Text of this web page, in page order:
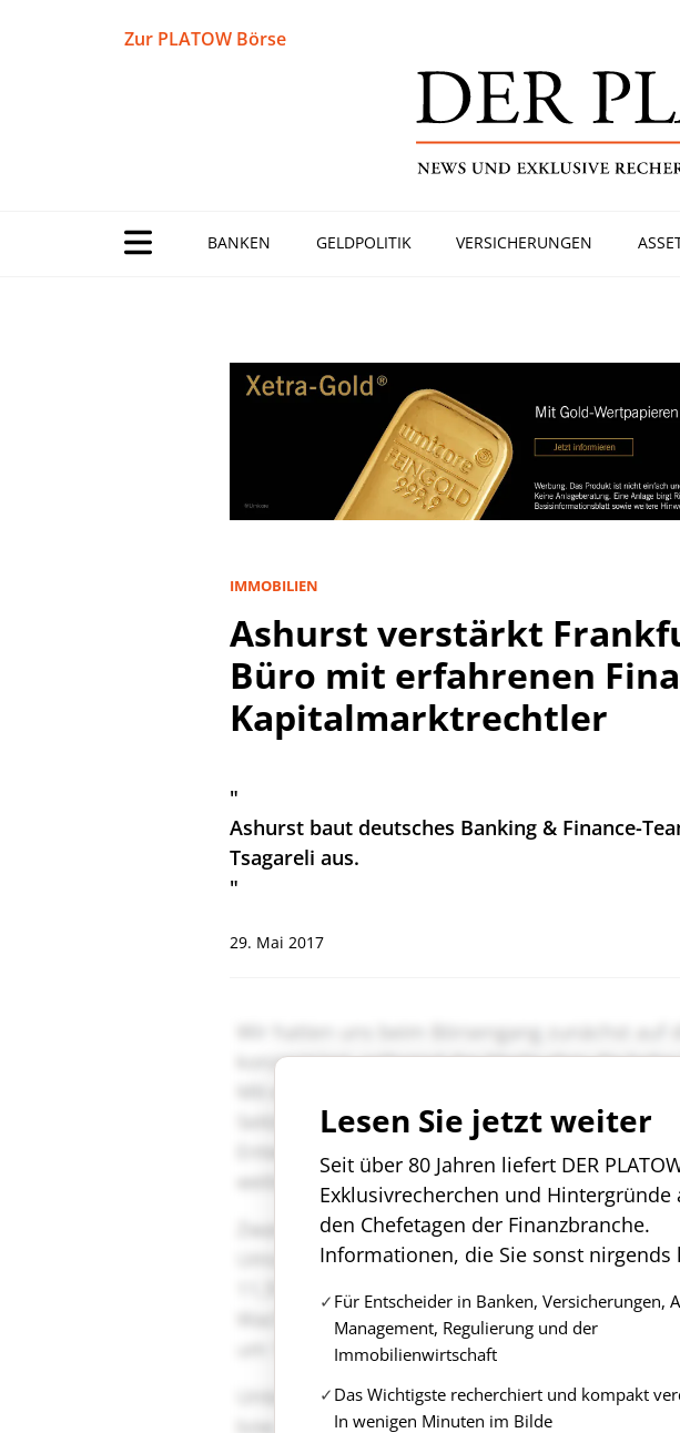
Zur PLATOW Börse
BANKEN GELDPOLITIK VERSICHERUNGEN
IMMOBILIEN
Ashurst verstärkt
Büro mit erfahrenen
Kapitalmarktrechtler
"
Ashurst baut deutsches Banking & Finance-
Tsagareli aus.
"
29. Mai 2017
Lesen Sie jetzt weiter
Seit über 80 Jahren liefert DER
Exklusivrecherchen und Hintergründe
den Chefetagen der Finanzbranche.
Informationen, die Sie sonst nirgends
Für Entscheider in Banken, Versicherungen,
Management, Regulierung und der
Immobilienwirtschaft
Das Wichtigste recherchiert und kompakt
In wenigen Minuten im Bilde